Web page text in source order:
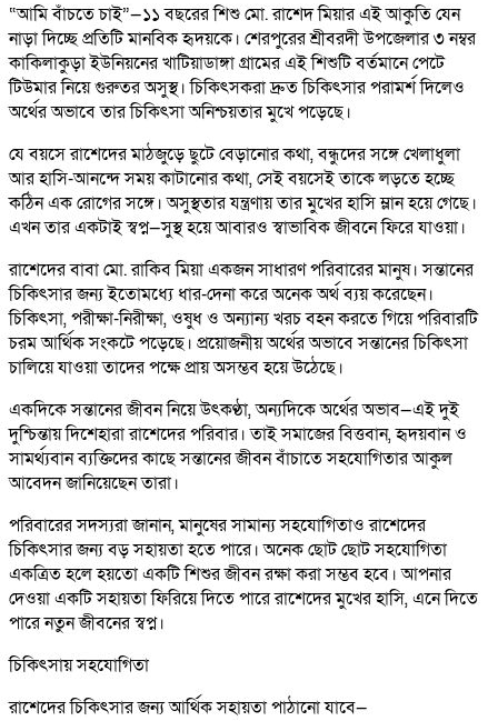
“আমি বাঁচতে চাই”—১১ বছরের শিশু মো. রাশেদ মিয়ার এই আকুতি যেন
নাড়া দিচ্ছে প্রতিটি মানবিক হৃদয়কে। শেরপুরের শ্রীবরদী উপজেলার ৩ নম্বর
কাকিলাকুড়া ইউনিয়নের খাটিয়াডাঙ্গা গ্রামের এই শিশুটি বর্তমানে পেটে
টিউমার নিয়ে গুরুতর অসুস্থ। চিকিৎসকরা দ্রুত চিকিৎসার পরামর্শ দিলেও
অর্থের অভাবে তার চিকিৎসা অনিশ্চয়তার মুখে পড়েছে।
যে বয়সে রাশেদের মাঠজুড়ে ছুটে বেড়ানোর কথা, বন্ধুদের সঙ্গে খেলাধুলা
আর হাসি-আনন্দে সময় কাটানোর কথা, সেই বয়সেই তাকে লড়তে হচ্ছে
কঠিন এক রোগের সঙ্গে। অসুস্থতার যন্ত্রণায় তার মুখের হাসি ম্লান হয়ে গেছে।
এখন তার একটাই স্বপ্ন—সুস্থ হয়ে আবারও স্বাভাবিক জীবনে ফিরে যাওয়া।
রাশেদের বাবা মো. রাকিব মিয়া একজন সাধারণ পরিবারের মানুষ। সন্তানের
চিকিৎসার জন্য ইতোমধ্যে ধার-দেনা করে অনেক অর্থ ব্যয় করেছেন।
চিকিৎসা, পরীক্ষা-নিরীক্ষা, ওষুধ ও অন্যান্য খরচ বহন করতে গিয়ে পরিবারটি
চরম আর্থিক সংকটে পড়েছে। প্রয়োজনীয় অর্থের অভাবে সন্তানের চিকিৎসা
চালিয়ে যাওয়া তাদের পক্ষে প্রায় অসম্ভব হয়ে উঠেছে।
একদিকে সন্তানের জীবন নিয়ে উৎকণ্ঠা, অন্যদিকে অর্থের অভাব—এই দুই
দুশ্চিন্তায় দিশেহারা রাশেদের পরিবার। তাই সমাজের বিত্তবান, হৃদয়বান ও
সামর্থ্যবান ব্যক্তিদের কাছে সন্তানের জীবন বাঁচাতে সহযোগিতার আকুল
আবেদন জানিয়েছেন তারা।
পরিবারের সদস্যরা জানান, মানুষের সামান্য সহযোগিতাও রাশেদের
চিকিৎসার জন্য বড় সহায়তা হতে পারে। অনেক ছোট ছোট সহযোগিতা
একত্রিত হলে হয়তো একটি শিশুর জীবন রক্ষা করা সম্ভব হবে। আপনার
দেওয়া একটি সহায়তা ফিরিয়ে দিতে পারে রাশেদের মুখের হাসি, এনে দিতে
পারে নতুন জীবনের স্বপ্ন।
চিকিৎসায় সহযোগিতা
রাশেদের চিকিৎসার জন্য আর্থিক সহায়তা পাঠানো যাবে—